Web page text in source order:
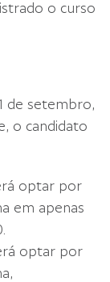
o curso
de setembro,
o candidato
optar por
em apenas
optar por